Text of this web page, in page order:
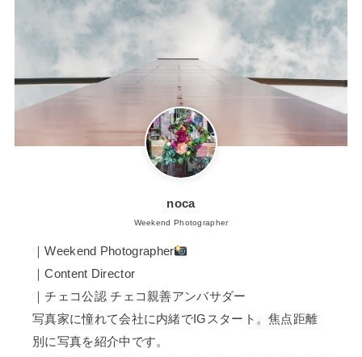
noca
Weekend Photographer
｜Weekend Photographer
｜Content Director
｜チェコ公認 チェコ親善アンバサダー
写真家に憧れて会社に内緒でIGスタート。焦点距離
別に写真を紹介中です。